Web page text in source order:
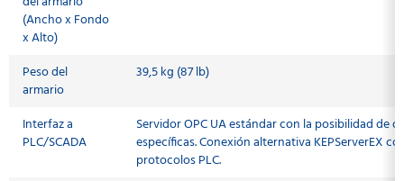
(Ancho x Fondo
x Alto)
Peso del
armario
39,5 kg (87 lb)
Interfaz a
PLC/SCADA
Servidor OPC UA estándar con la posibilidad de
específicas. Conexión alternativa KEPServerEX
protocolos PLC.